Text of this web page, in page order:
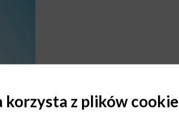
korzysta z plików cookie